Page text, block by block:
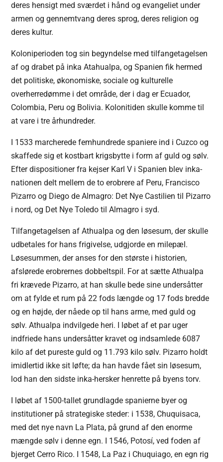
deres hensigt med sværdet i hånd og evangeliet under
armen og gennemtvang deres sprog, deres religion og
deres kultur.
Koloniperioden tog sin begyndelse med tilfangetagelsen
af og drabet på inka Atahualpa, og Spanien fik hermed
det politiske, økonomiske, sociale og kulturelle
overherredømme i det område, der i dag er Ecuador,
Colombia, Peru og Bolivia. Kolonitiden skulle komme til
at vare i tre århundreder.
I 1533 marcherede femhundrede spaniere ind i Cuzco og
skaffede sig et kostbart krigsbytte i form af guld og sølv.
Efter dispositioner fra kejser Karl V i Spanien blev inka-
nationen delt mellem de to erobrere af Peru, Francisco
Pizarro og Diego de Almagro: Det Nye Castilien til Pizarro
i nord, og Det Nye Toledo til Almagro i syd.
Tilfangetagelsen af Athualpa og den løsesum, der skulle
udbetales for hans frigivelse, udgjorde en milepæl.
Løsesummen, der anses for den største i historien,
afslørede erobrernes dobbeltspil. For at sætte Athualpa
fri krævede Pizarro, at han skulle bede sine undersåtter
om at fylde et rum på 22 fods længde og 17 fods bredde
og en højde, der nåede op til hans arme, med guld og
sølv. Athualpa indvilgede heri. I løbet af et par uger
indfriede hans undersåtter kravet og indsamlede 6087
kilo af det pureste guld og 11.793 kilo sølv. Pizarro holdt
imidlertid ikke sit løfte; da han havde fået sin løsesum,
lod han den sidste inka-hersker henrette på byens torv.
I løbet af 1500-tallet grundlagde spanierne byer og
institutioner på strategiske steder: i 1538, Chuquisaca,
med det nye navn La Plata, på grund af den enorme
mængde sølv i denne egn. I 1546, Potosí, ved foden af
bjerget Cerro Rico. I 1548, La Paz i Chuquiago, en egn rig